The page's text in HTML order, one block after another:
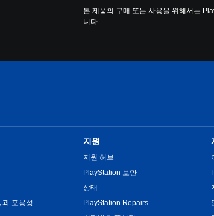
본 제품의 구매 또는 사용을 위해서는
니다.
과 포용성
지원
지원 허브
PlayStation 보안
상태
PlayStation Repairs